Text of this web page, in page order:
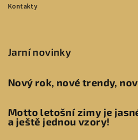
Kontakty
Jarní novinky
Nový rok, nové trendy,
Motto letošní zimy je
a ještě jednou vzory!